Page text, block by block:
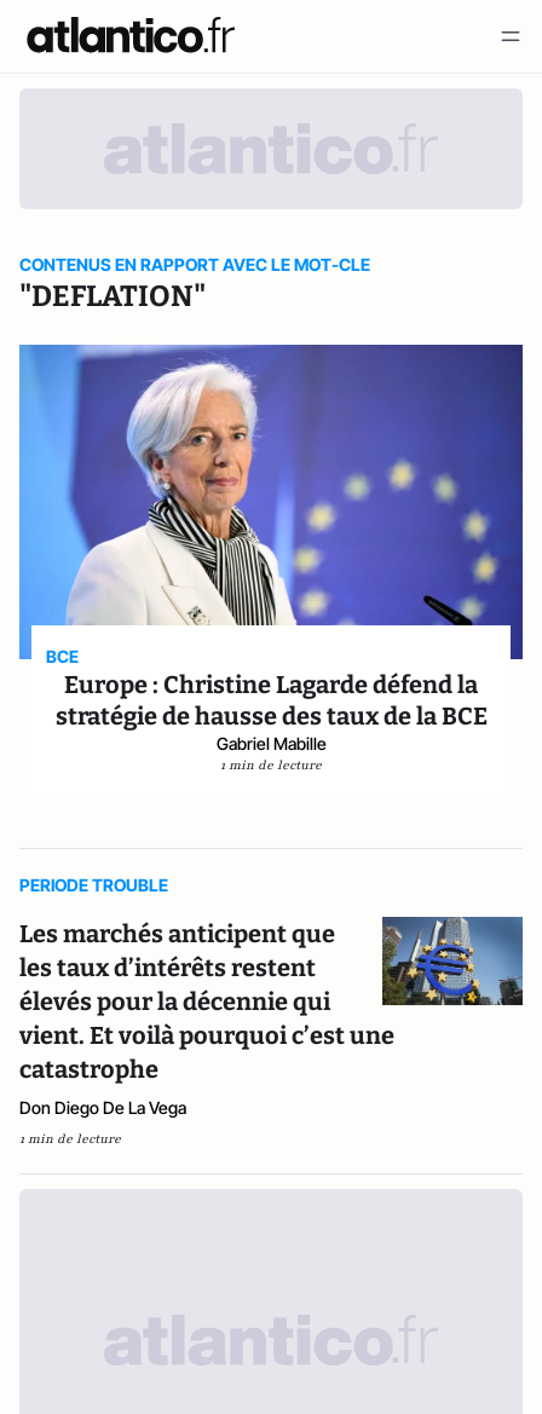
CONTENUS EN RAPPORT AVEC LE MOT-CLE
"DEFLATION"
BCE
Europe : Christine Lagarde défend la
stratégie de hausse des taux de la BCE
Gabriel Mabille
1 min de lecture
PERIODE TROUBLE
Les marchés anticipent que
les taux d’intérêts restent
élevés pour la décennie qui
vient. Et voilà pourquoi c’est une
catastrophe
Don Diego De La Vega
1 min de lecture